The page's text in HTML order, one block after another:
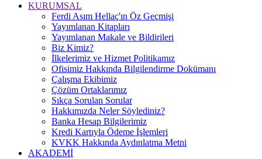
KURUMSAL
Ferdi Asım Hellaç'ın Öz Geçmişi
Yayımlanan Kitapları
Yayımlanan Makale ve Bildirileri
Biz Kimiz?
İlkelerimiz ve Hizmet Politikamız
Ofisimiz Hakkında Bilgilendirme Dokümanı
Çalışma Ekibimiz
Çözüm Ortaklarımız
Sıkça Sorulan Sorular
Hakkımızda Neler Söylediniz?
Banka Hesap Bilgilerimiz
Kredi Kartıyla Ödeme İşlemleri
KVKK Hakkında Aydınlatma Metni
AKADEMİ